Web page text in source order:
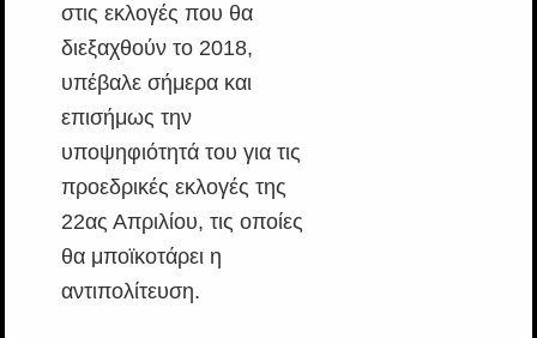
στις εκλογές που θα
διεξαχθούν το 2018,
υπέβαλε σήμερα και
επισήμως την
υποψηφιότητά του για τις
προεδρικές εκλογές της
22ας Απριλίου, τις οποίες
θα μποϊκοτάρει η
αντιπολίτευση.